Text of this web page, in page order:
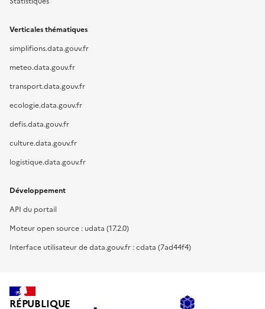
Verticales thématiques
simplifions.data.gouv.fr
meteo.data.gouv.fr
transport.data.gouv.fr
ecologie.data.gouv.fr
defis.data.gouv.fr
culture.data.gouv.fr
logistique.data.gouv.fr
Développement
API du portail
Moteur open source : udata (17.2.0)
Interface utilisateur de data.gouv.fr : cdata (7ad44f4)
RÉPUBLIQUE